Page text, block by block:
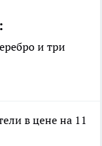
и три
в цене на 11